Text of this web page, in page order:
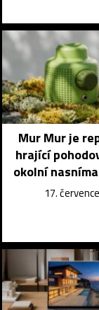
Mur Mur je
hrající
okolní
17.